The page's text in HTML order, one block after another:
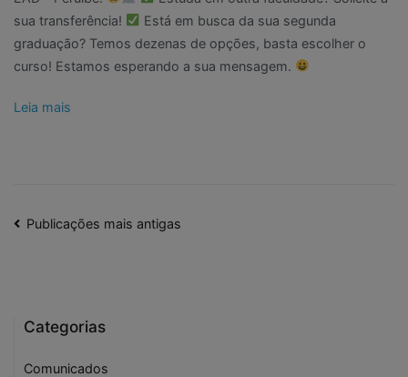
sua transferência!
Está em busca da sua segunda
graduação? Temos dezenas de opções, basta escolher o
curso! Estamos esperando a sua mensagem.
Leia mais
Navegação
Publicações mais antigas
Categorias
Comunicados